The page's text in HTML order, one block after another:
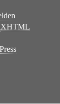
XHTML